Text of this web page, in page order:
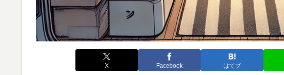
X Facebook はてブ